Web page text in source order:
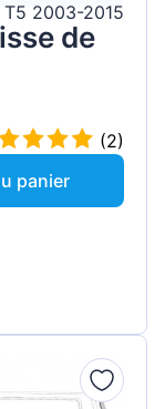
T5 2003-2015
de
(2)
panier